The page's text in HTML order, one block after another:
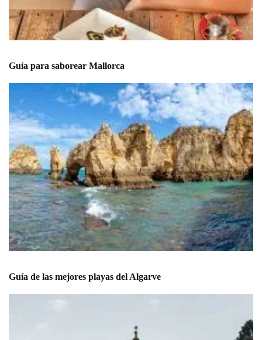
Guía para saborear Mallorca
Guía de las mejores playas del Algarve